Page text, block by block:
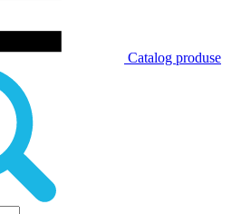
Catalog produse